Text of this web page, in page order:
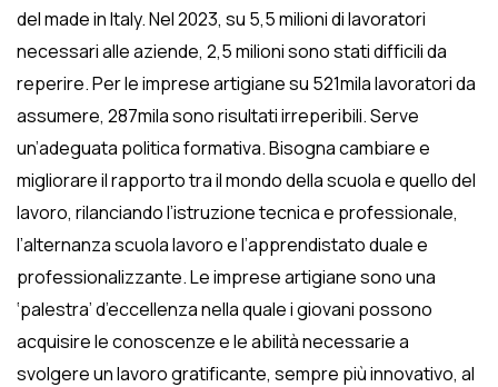
del made in Italy. Nel 2023, su 5,5 milioni di lavoratori
necessari alle aziende, 2,5 milioni sono stati difficili da
reperire. Per le imprese artigiane su 521mila lavoratori da
assumere, 287mila sono risultati irreperibili. Serve
un’adeguata politica formativa. Bisogna cambiare e
migliorare il rapporto tra il mondo della scuola e quello del
lavoro, rilanciando l’istruzione tecnica e professionale,
l’alternanza scuola lavoro e l’apprendistato duale e
professionalizzante. Le imprese artigiane sono una
‘palestra’ d’eccellenza nella quale i giovani possono
acquisire le conoscenze e le abilità necessarie a
svolgere un lavoro gratificante, sempre più innovativo, al